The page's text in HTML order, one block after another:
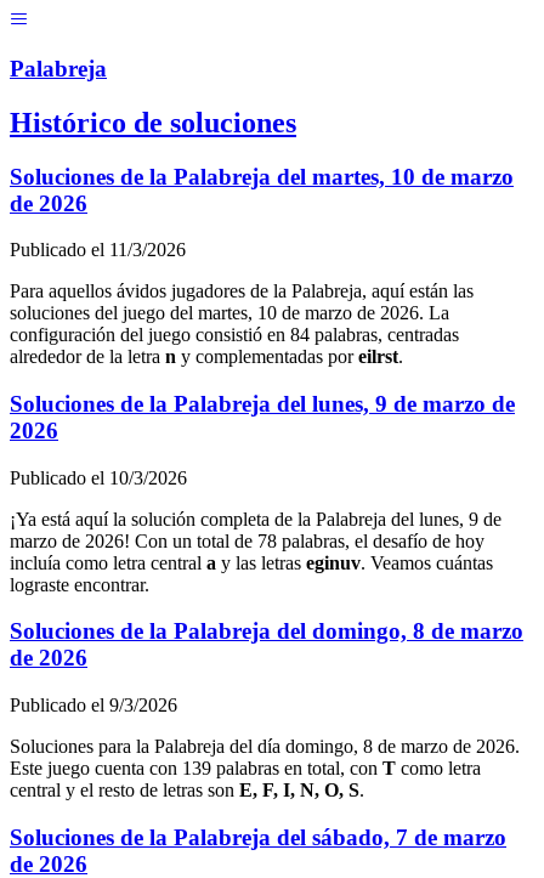
Palabreja
Histórico de soluciones
Soluciones de la Palabreja del martes, 10 de marzo
de 2026
Publicado el 11/3/2026
Para aquellos ávidos jugadores de la Palabreja, aquí están las
soluciones del juego del martes, 10 de marzo de 2026. La
configuración del juego consistió en 84 palabras, centradas
alrededor de la letra n y complementadas por eilrst.
Soluciones de la Palabreja del lunes, 9 de marzo de
2026
Publicado el 10/3/2026
¡Ya está aquí la solución completa de la Palabreja del lunes, 9 de
marzo de 2026! Con un total de 78 palabras, el desafío de hoy
incluía como letra central a y las letras eginuv. Veamos cuántas
lograste encontrar.
Soluciones de la Palabreja del domingo, 8 de marzo
de 2026
Publicado el 9/3/2026
Soluciones para la Palabreja del día domingo, 8 de marzo de 2026.
Este juego cuenta con 139 palabras en total, con T como letra
central y el resto de letras son E, F, I, N, O, S.
Soluciones de la Palabreja del sábado, 7 de marzo
de 2026